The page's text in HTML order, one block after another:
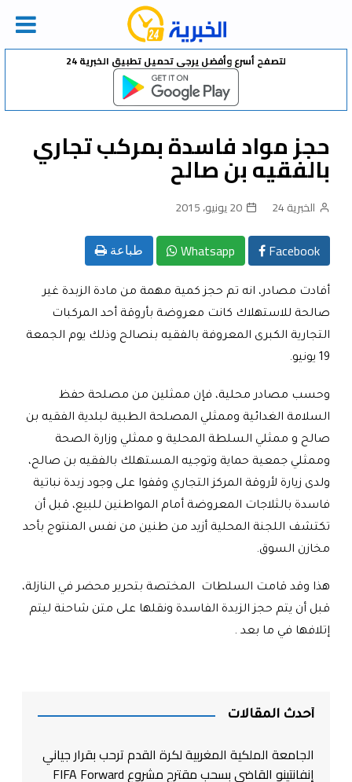
Skip
لتصفح أسرع وأفضل يرجى تحميل تطبيق الخبرية 24
حجز مواد فاسدة بمركب تجاري
بالفقيه بن صالح
الخبرية 24 20 يونيو، 2015
Facebook
Whatsapp طباعة
أفادت مصادر، انه تم حجز كمية مهمة من مادة الزبدة غير
صالحة للاستهلاك كانت معروضة بأروقة أحد المركبات
التجارية الكبرى المعروفة بالفقيه بنصالح وذلك يوم الجمعة
19 يونيو.
وحسب مصادر محلية، فإن ممثلين من مصلحة حفظ
السلامة الغدائية وممثلي المصلحة الطبية لبلدية الفقيه بن
صالح و ممثلي السلطة المحلية و ممثلي وزارة الصحة
وممثلي جمعية حماية وتوجيه المستهلك بالفقيه بن صالح،
ولدى زيارة لأروقة المركز التجاري وقفوا على وجود زبدة نباتية
فاسدة بالثلاجات المعروضة أمام المواطنين للبيع، قبل أن
تكتشف اللجنة المحلية أزيد من طنين من نفس المنتوج بأحد
مخازن السوق.
هذا وقد قامت السلطات المختصة بتحرير محضر في النازلة،
قبل أن يتم حجز الزبدة الفاسدة ونقلها على متن شاحنة ليتم
إتلافها في ما بعد.
أحدث المقالات
الجامعة الملكية المغربية لكرة القدم ترحب بقرار جياني
إنفانتينو القاضي بسحب مقترح مشروع FIFA Forward